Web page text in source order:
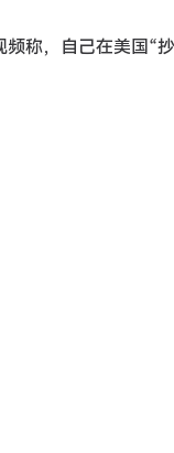
称，自己在美国“